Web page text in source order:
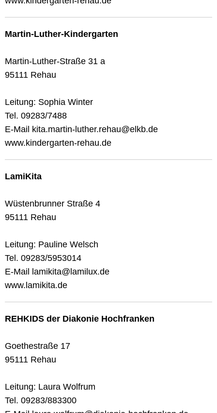
Martin-Luther-Kindergarten
Martin-Luther-Straße 31 a
95111 Rehau
Leitung: Sophia Winter
Tel. 09283/7488
E-Mail kita.martin-luther.rehau@elkb.de
www.kindergarten-rehau.de
LamiKita
Wüstenbrunner Straße 4
95111 Rehau
Leitung: Pauline Welsch
Tel. 09283/5953014
E-Mail lamikita@lamilux.de
www.lamikita.de
REHKIDS der Diakonie Hochfranken
Goethestraße 17
95111 Rehau
Leitung: Laura Wolfrum
Tel. 09283/883300